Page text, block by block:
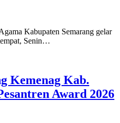
Kabupaten Semarang gelar
Senin…
Kemenag Kab.
Award 2026